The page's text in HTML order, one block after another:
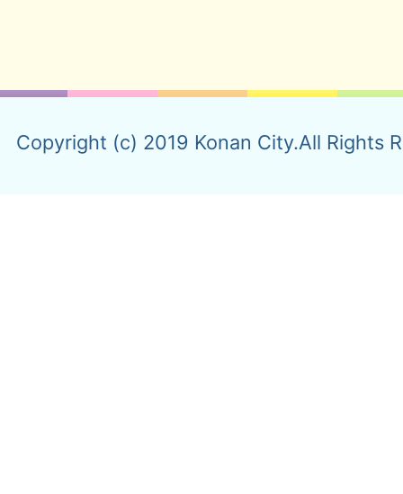
Copyright (c) 2019 Konan City.All Rights